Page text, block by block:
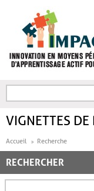
FORMULAIRE DE
VIGNETTES DE
Accueil Recherche
RECHERCHER